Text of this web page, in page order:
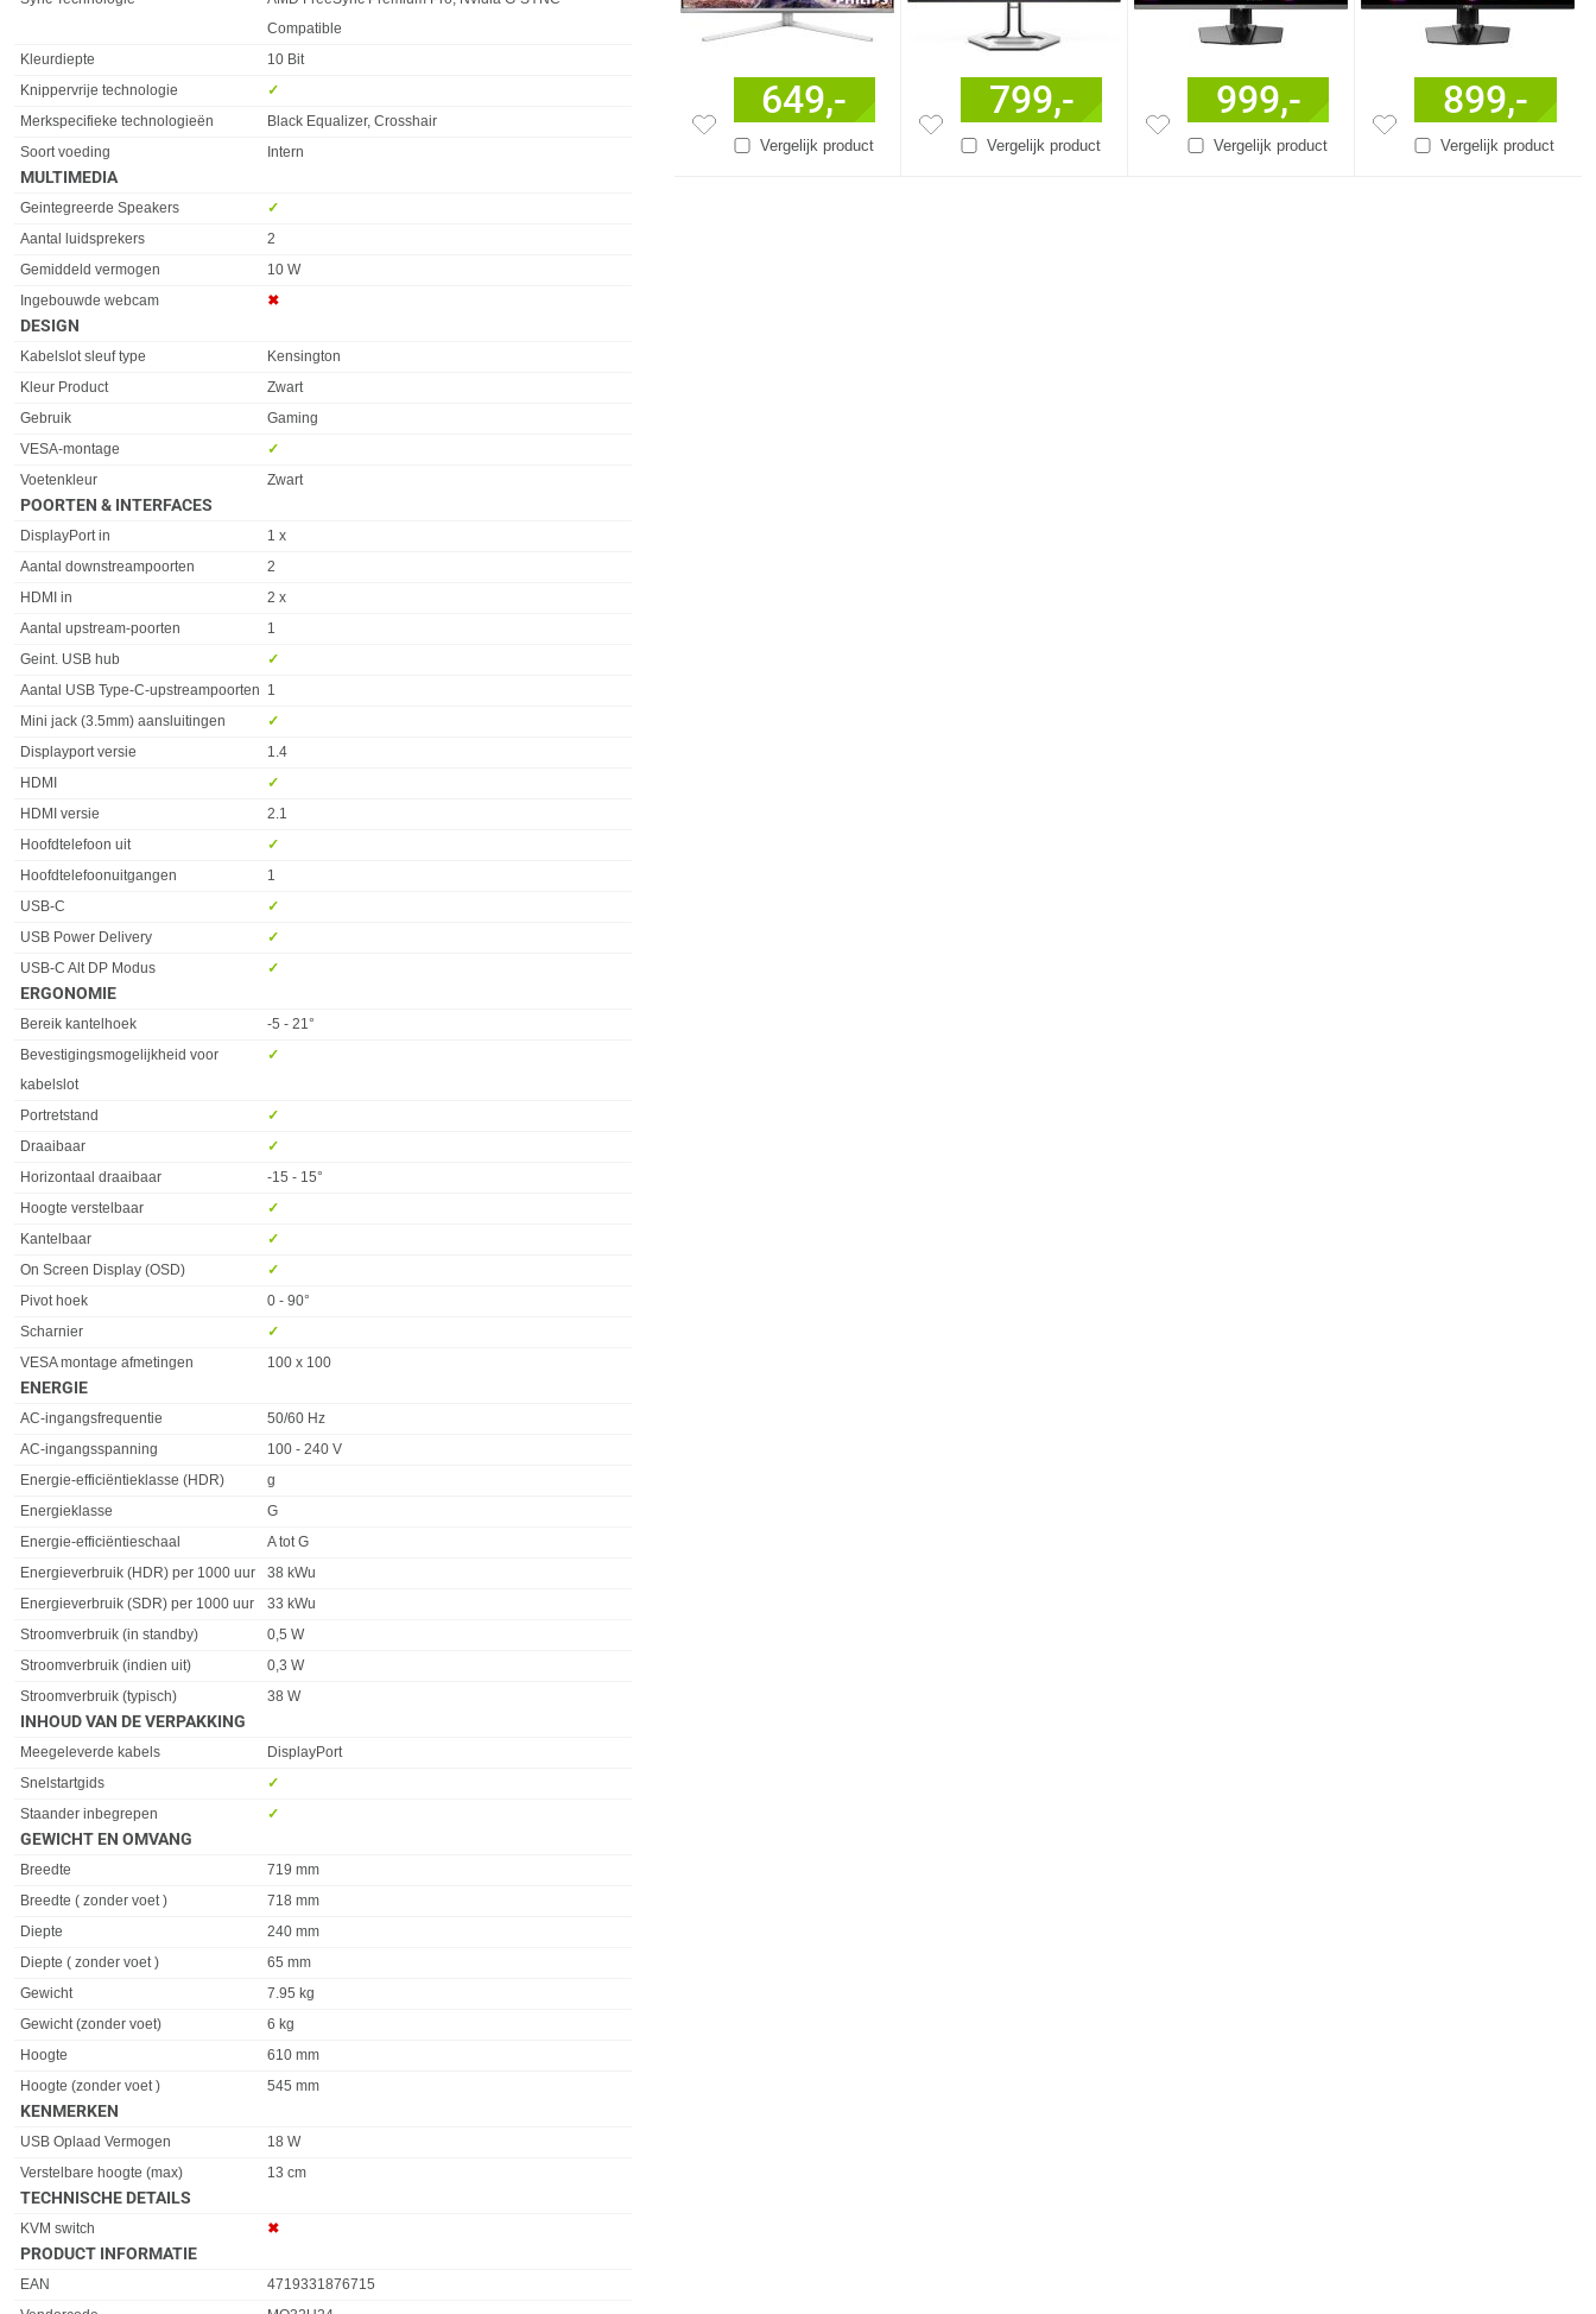
Compatible
Kleurdiepte
10 Bit
Knippervrije technologie
✓︎
Merkspecifieke technologieën
Black Equalizer, Crosshair
Soort voeding
Intern
MULTIMEDIA
Eigenschap Waarde
Geintegreerde Speakers
✓︎
Aantal luidsprekers
2
Gemiddeld vermogen
10 W
Ingebouwde webcam
✖︎
DESIGN
Eigenschap Waarde
Kabelslot sleuf type
Kensington
Kleur Product
Zwart
Gebruik
Gaming
VESA-montage
✓︎
Voetenkleur
Zwart
POORTEN & INTERFACES
Eigenschap Waarde
DisplayPort in
1 x
Aantal downstreampoorten
2
HDMI in
2 x
Aantal upstream-poorten
1
Geint. USB hub
✓︎
Aantal USB Type-C-upstreampoorten 1
Mini jack (3.5mm) aansluitingen
✓︎
Displayport versie
1.4
HDMI
✓︎
HDMI versie
2.1
Hoofdtelefoon uit
✓︎
Hoofdtelefoonuitgangen
1
USB-C
✓︎
USB Power Delivery
✓︎
USB-C Alt DP Modus
✓︎
ERGONOMIE
Eigenschap Waarde
Bereik kantelhoek
-5 - 21°
Bevestigingsmogelijkheid voor
kabelslot
✓︎
Portretstand
✓︎
Draaibaar
✓︎
Horizontaal draaibaar
-15 - 15°
Hoogte verstelbaar
✓︎
Kantelbaar
✓︎
On Screen Display (OSD)
✓︎
Pivot hoek
0 - 90°
Scharnier
✓︎
VESA montage afmetingen
100 x 100
ENERGIE
Eigenschap Waarde
AC-ingangsfrequentie
50/60 Hz
AC-ingangsspanning
100 - 240 V
Energie-efficiëntieklasse (HDR)
g
Energieklasse
G
Energie-efficiëntieschaal
A tot G
Energieverbruik (HDR) per 1000 uur
38 kWu
Energieverbruik (SDR) per 1000 uur
33 kWu
Stroomverbruik (in standby)
0,5 W
Stroomverbruik (indien uit)
0,3 W
Stroomverbruik (typisch)
38 W
INHOUD VAN DE VERPAKKING
Eigenschap Waarde
Meegeleverde kabels
DisplayPort
Snelstartgids
✓︎
Staander inbegrepen
✓︎
GEWICHT EN OMVANG
Eigenschap
Breedte
719 mm
Breedte ( zonder voet )
718 mm
Diepte
240 mm
Diepte ( zonder voet )
65 mm
Gewicht
7.95 kg
Gewicht (zonder voet)
6 kg
Hoogte
610 mm
Hoogte (zonder voet )
545 mm
KENMERKEN
Eigenschap Waarde
USB Oplaad Vermogen
18 W
Verstelbare hoogte (max)
13 cm
TECHNISCHE DETAILS
Eigenschap
KVM switch ✖︎
PRODUCT INFORMATIE
EAN
4719331876715
Vergelijk product
649,-
Vergelijk product
799,-
Vergelijk product
999,-
Vergelijk product
899,-